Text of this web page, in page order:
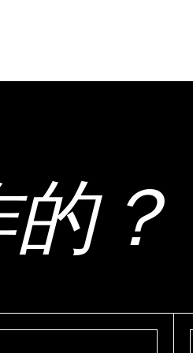
？